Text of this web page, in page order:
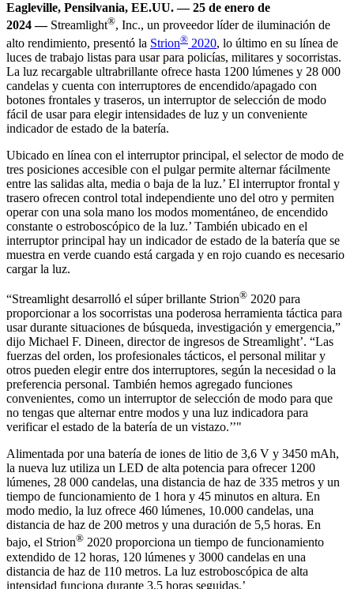
Eagleville, Pensilvania, EE.UU. —25 de enero de
2024—Streamlight®, Inc., un proveedor líder de iluminación de
alto rendimiento, presentó la Strion® 2020, lo último en su línea de
luces de trabajo listas para usar para policías, militares y socorristas.
La luz recargable ultrabrillante ofrece hasta 1200 lúmenes y 28 000
candelas y cuenta con interruptores de encendido/apagado con
botones frontales y traseros, un interruptor de selección de modo
fácil de usar para elegir intensidades de luz y un conveniente
indicador de estado de la batería.
Ubicado en línea con el interruptor principal, el selector de modo de
tres posiciones accesible con el pulgar permite alternar fácilmente
entre las salidas alta, media o baja de la luz.’ El interruptor frontal y
trasero ofrecen control total independiente uno del otro y permiten
operar con una sola mano los modos momentáneo, de encendido
constante o estroboscópico de la luz.’ También ubicado en el
interruptor principal hay un indicador de estado de la batería que se
muestra en verde cuando está cargada y en rojo cuando es necesario
cargar la luz.
“Streamlight desarrolló el súper brillante Strion® 2020 para
proporcionar a los socorristas una poderosa herramienta táctica para
usar durante situaciones de búsqueda, investigación y emergencia,”
dijo Michael F. Dineen, director de ingresos de Streamlight’. “Las
fuerzas del orden, los profesionales tácticos, el personal militar y
otros pueden elegir entre dos interruptores, según la necesidad o la
preferencia personal. También hemos agregado funciones
convenientes, como un interruptor de selección de modo para que
no tengas que alternar entre modos y una luz indicadora para
verificar el estado de la batería de un vistazo.’’"
Alimentada por una batería de iones de litio de 3,6 V y 3450 mAh,
la nueva luz utiliza un LED de alta potencia para ofrecer 1200
lúmenes, 28 000 candelas, una distancia de haz de 335 metros y un
tiempo de funcionamiento de 1 hora y 45 minutos en altura. En
modo medio, la luz ofrece 460 lúmenes, 10.000 candelas, una
distancia de haz de 200 metros y una duración de 5,5 horas. En
bajo, el Strion® 2020 proporciona un tiempo de funcionamiento
extendido de 12 horas, 120 lúmenes y 3000 candelas en una
distancia de haz de 110 metros. La luz estroboscópica de alta
intensidad funciona durante 3,5 horas seguidas.’